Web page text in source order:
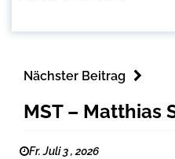
Nächster Beitrag
MST – Matthias
Fr. Juli 3 , 2026